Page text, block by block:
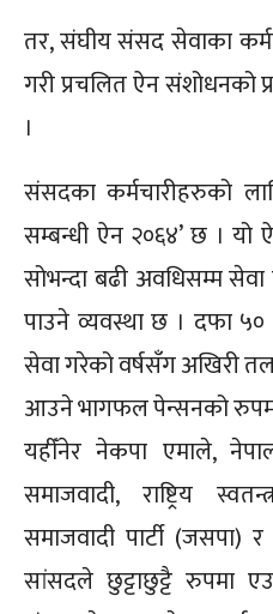
तर, संघीय संसद सेवाका
गरी प्रचलित ऐन संशोधनको
।
संसदका कर्मचारीहरुको
सम्बन्धी ऐन २०६४’ छ । यो
सोभन्दा बढी अवधिसम्म
पाउने व्यवस्था छ । दफा
सेवा गरेको वर्षसँग अखिरी
आउने भागफल पेन्सनको
यहीँनेर नेकपा एमाले,
समाजवादी, राष्ट्रिय
समाजवादी पार्टी (जसपा)
सांसदले छुट्टाछुट्टै रुपमा